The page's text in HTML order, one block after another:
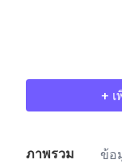
+
ภาพรวม ข้อ